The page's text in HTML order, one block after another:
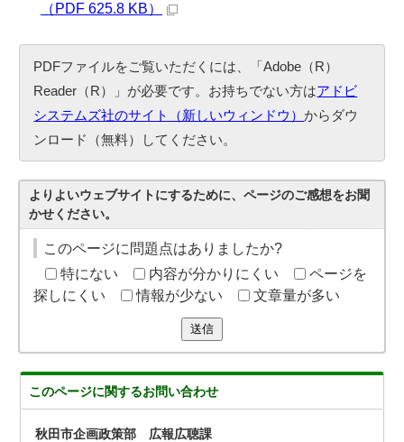
（PDF 625.8 KB）
PDFファイルをご覧いただくには、「Adobe（R）
Reader（R）」が必要です。お持ちでない方はアドビ
システムズ社のサイト（新しいウィンドウ）からダウ
ンロード（無料）してください。
よりよいウェブサイトにするために、ページのご感想をお聞
かせください。
このページに問題点はありましたか?
特にない
内容が分かりにくい
ページを
探しにくい
情報が少ない 文章量が多い
送信
このページに関するお問い合わせ
秋田市企画政策部 広報広聴課